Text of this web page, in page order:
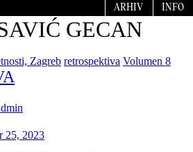
ARHIV INFO
GECAN
Zagreb retrospektiva Volumen 8
25, 2023